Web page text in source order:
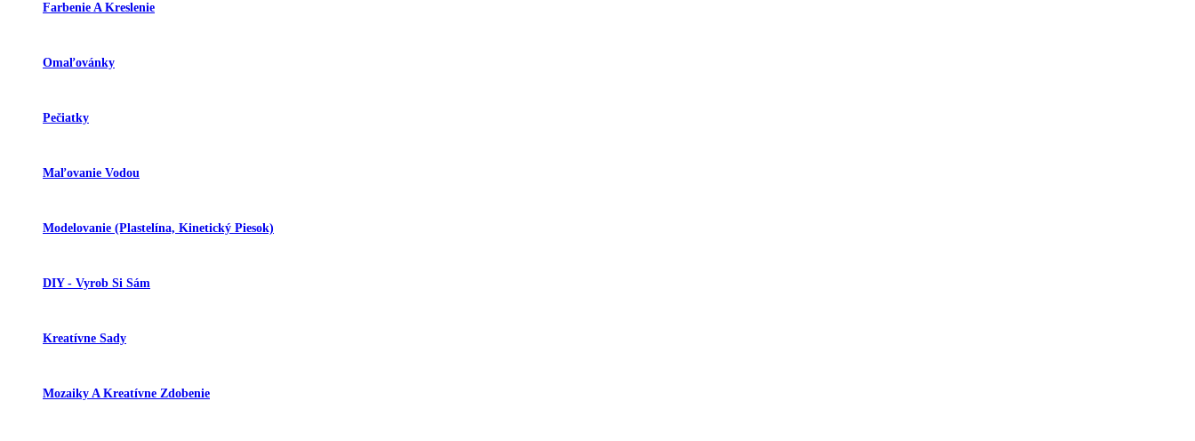
Farbenie A Kreslenie
Omaľovánky
Pečiatky
Maľovanie Vodou
Modelovanie (plastelína, Kinetický Piesok)
DIY - Vyrob Si Sám
Kreatívne Sady
Mozaiky A Kreatívne Zdobenie